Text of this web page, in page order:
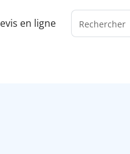
en ligne Rechercher